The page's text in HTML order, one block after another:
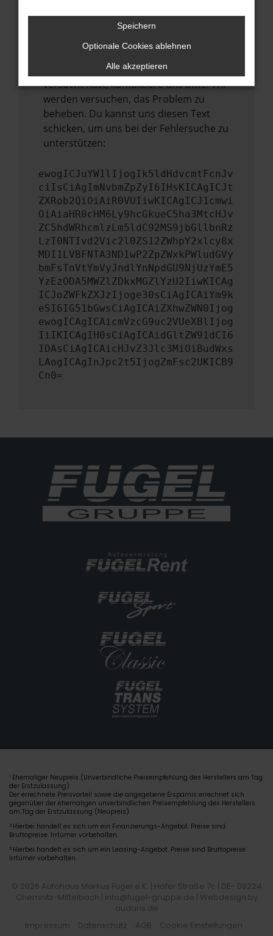
führen, dass bestimmte Funktionen nicht
Wende dich an den Webseitenbetreiber.
Wenn du alle oben genannten Schritte
versucht hast, kontaktiere uns bitte. Wir
werden versuchen, das Problem zu
beheben. Du kannst uns diesen Text
schicken, um uns bei der Fehlersuche zu
unterstützen:
ewogICJuYW1lIjogIk5ldHdvcmtFcnJv
ciIsCiAgImNvbmZpZyI6IHsKICAgICJt
ZXRob2QiOiAiR0VUIiwKICAgICJ1cmwi
OiAiaHR0cHM6Ly9hcGkueC5ha3MtcHJv
ZC5hdWRhcmlzLm5ldC92MS9jbGllbnRz
LzI0NTIvd2Vic2l0ZS12ZWhpY2xlcy8x
MDI1LVBFNTA3NDIwP2ZpZWxkPWludGVy
bmFsTnVtYmVyJndlYnNpdGU9NjUzYmE5
YzEzODA5MWZlZDkxMGZlYzU2IiwKICAg
ICJoZWFkZXJzIjoge30sCiAgICAiYm9k
eSI6IG51bGwsCiAgICAiZXhwZWN0Ijog
ewogICAgICAicmVzcG9uc2VUeXBlIjog
IiIKICAgIH0sCiAgICAidGltZW91dCI6
IDAsCiAgICAicHJvZ3Jlc3MiOiBudWxs
LAogICAgInJpc2t5IjogZmFsc2UKICB9
Cn0=
1 Ehemaliger Neupreis (Unverbindliche Preisempfehlung des Herstellers am Tag
der Erstzulassung).
Der errechnete Preisvorteil sowie die angegebene Ersparnis errechnet sich
gegenüber der ehemaligen unverbindlichen Preisempfehlung des Herstellers
am Tag der Erstzulassung (Neupreis).
2 Hierbei handelt es sich um ein Finanzierungs-Angebot. Preise sind
Bruttopreise. Irrtümer vorbehalten.
3 Hierbei handelt es sich um ein Leasing-Angebot. Preise sind Bruttopreise.
Irrtümer vorbehalten.
© 2026 Autohaus Markus Fugel e.K. | Hofer Straße 7c | DE- 09224
Chemnitz-Mittelbach | info@fugel-gruppe.de | Webdesign by
audaris.de
Impressum
Datenschutz AGB Cookie Einstellungen
Speichern
Optionale Cookies ablehnen
Alle akzeptieren